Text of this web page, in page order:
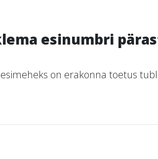
esinumbri
on erakonna toetus